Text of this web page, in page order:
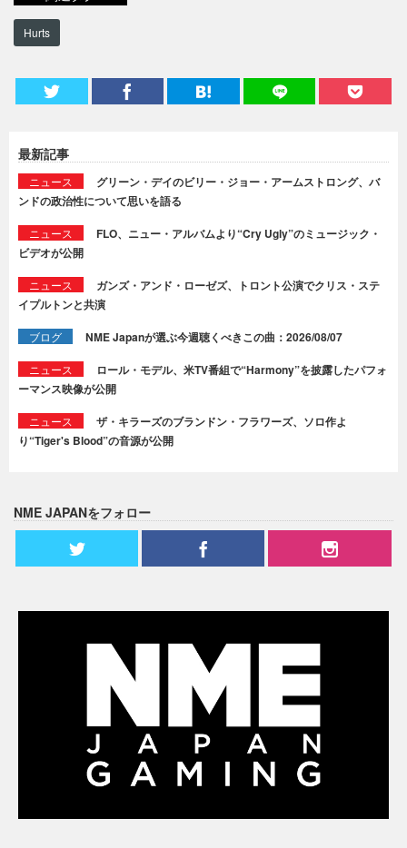
Hurts
最新記事
ニュース
グリーン・デイのビリー・ジョー・アームストロング、バ
ンドの政治性について思いを語る
ニュース
FLO、ニュー・アルバムより“Cry Ugly”のミュージック・
ビデオが公開
ニュース
ガンズ・アンド・ローゼズ、トロント公演でクリス・ステ
イプルトンと共演
ブログ NME Japanが選ぶ今週聴くべきこの曲：2026/08/07
ニュース
ロール・モデル、米TV番組で“Harmony”を披露したパフォ
ーマンス映像が公開
ニュース
ザ・キラーズのブランドン・フラワーズ、ソロ作よ
り“Tiger's Blood”の音源が公開
NME JAPANをフォロー